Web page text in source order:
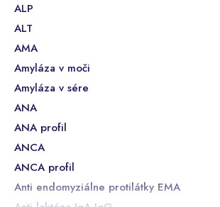
ALP
ALT
AMA
Amyláza v moči
Amyláza v sére
ANA
ANA profil
ANCA
ANCA profil
Anti endomyziálne protilátky EMA